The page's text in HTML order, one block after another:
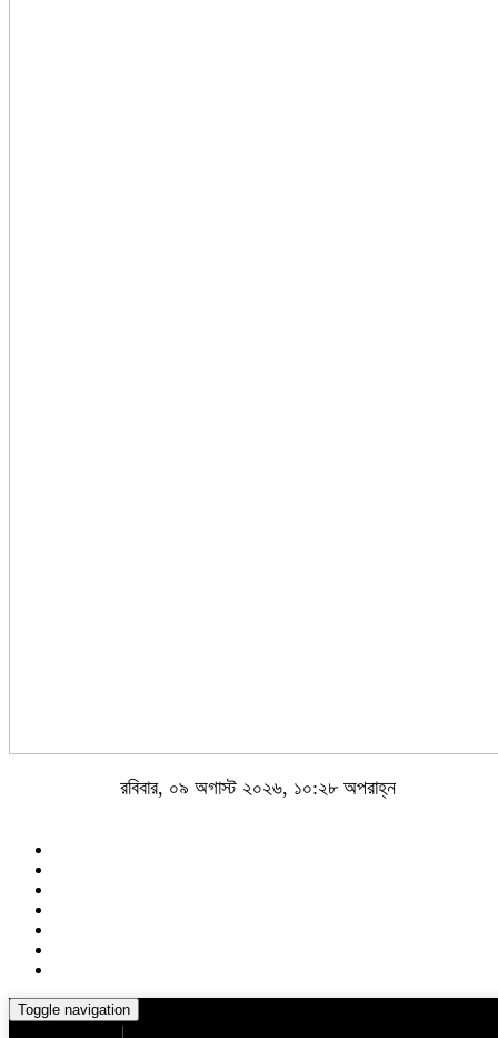
রবিবার, ০৯ অগাস্ট ২০২৬, ১০:২৮ অপরাহ্ন
Toggle navigation